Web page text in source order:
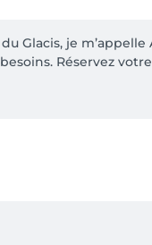
Glacis, je m’appelle
Réservez